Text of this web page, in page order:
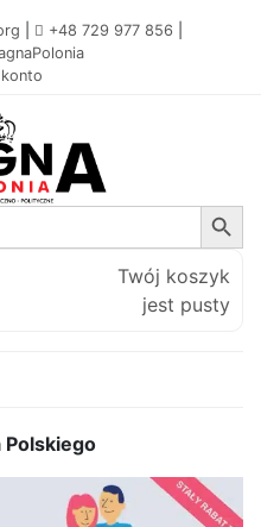
+48 729 977 856
Search Button
Twój koszyk
jest pusty